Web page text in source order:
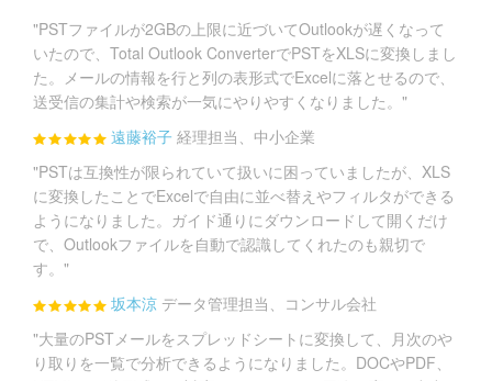
"PSTファイルが2GBの上限に近づいてOutlookが遅くなって
いたので、Total Outlook ConverterでPSTをXLSに変換しまし
た。メールの情報を行と列の表形式でExcelに落とせるので、
送受信の集計や検索が一気にやりやすくなりました。"
遠藤裕子 経理担当、中小企業
"PSTは互換性が限られていて扱いに困っていましたが、XLS
に変換したことでExcelで自由に並べ替えやフィルタができる
ようになりました。ガイド通りにダウンロードして開くだけ
で、Outlookファイルを自動で認識してくれたのも親切で
す。"
坂本涼 データ管理担当、コンサル会社
"大量のPSTメールをスプレッドシートに変換して、月次のや
り取りを一覧で分析できるようになりました。DOCやPDF、